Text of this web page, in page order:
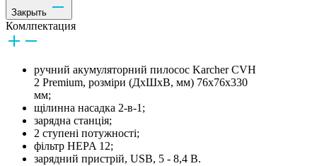
Закрыть
Комлпектация
ручний акумуляторний пилосос Karcher CVH
2 Premium, розміри (ДхШхВ, мм) 76x76x330
мм;
щілинна насадка 2-в-1;
зарядна станція;
2 ступені потужності;
фільтр HEPA 12;
зарядний пристрій, USB, 5 - 8,4 В.